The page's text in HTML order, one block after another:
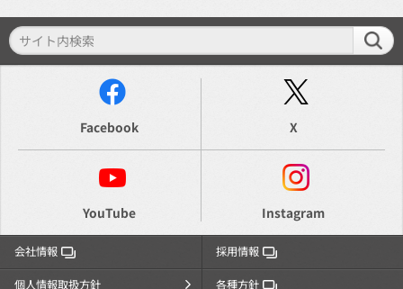
Facebook X
YouTube Instagram
会社情報 採用情報
個人情報取扱方針 各種方針